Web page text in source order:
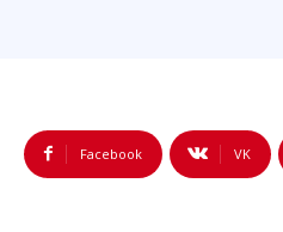
Facebook VK